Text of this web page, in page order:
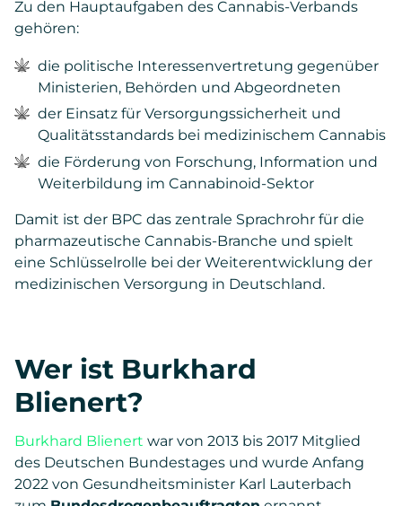
Zu den Hauptaufgaben des Cannabis-Verbands
gehören:
die politische Interessenvertretung gegenüber
Ministerien, Behörden und Abgeordneten
der Einsatz für Versorgungssicherheit und
Qualitätsstandards bei medizinischem Cannabis
die Förderung von Forschung, Information und
Weiterbildung im Cannabinoid-Sektor
Damit ist der BPC das zentrale Sprachrohr für die
pharmazeutische Cannabis-Branche und spielt
eine Schlüsselrolle bei der Weiterentwicklung der
medizinischen Versorgung in Deutschland.
Wer ist Burkhard
Blienert?
Burkhard Blienert war von 2013 bis 2017 Mitglied
des Deutschen Bundestages und wurde Anfang
2022 von Gesundheitsminister Karl Lauterbach